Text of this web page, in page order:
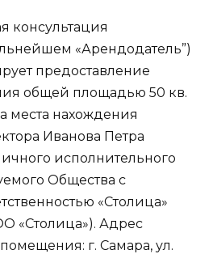
«Арендодатель”)
предоставление
общей площадью 50 кв.
места нахождения
Иванова Петра
исполнительного
Общества с
«Столица»
«Столица»). Адрес
г. Самара, ул.